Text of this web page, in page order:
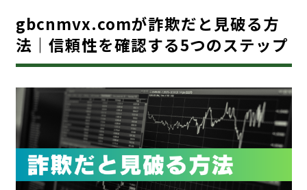
gbcnmvx.comが詐欺だと見破る方
法｜信頼性を確認する5つのステップ